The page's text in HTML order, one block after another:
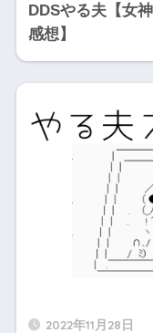
DDSやる夫【女
感想】
2022年11月28日